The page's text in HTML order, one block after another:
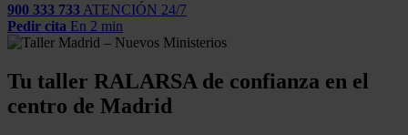
900 333 733 ATENCIÓN 24/7
Pedir cita En 2 min
Tu taller RALARSA de confianza en el
centro de Madrid